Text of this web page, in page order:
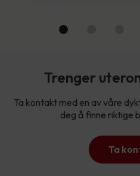
Trenger
Ta kontakt med en av våre
deg å finne riktige
Ta